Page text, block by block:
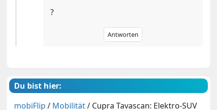
?
Antworten
Du bist hier:
mobiFlip / Mobilität/ Cupra Tavascan: Elektro-SUV